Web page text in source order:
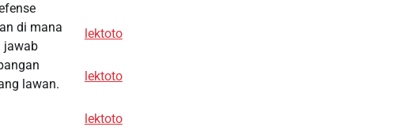
di mana
jawab
lawan.
lektoto
lektoto
lektoto